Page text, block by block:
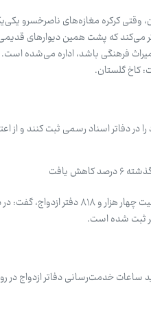
وقتی کرکره مغازه‌های ناصرخسرو
که پشت همین دیوارهای
فرهنگی باشد، اداره می‌شده
کاخ گلستان.
دفاتر اسناد رسمی ثبت کنند و از
یافت
سخنگوی سازمان ثبت اسناد و املاک کشور با
ساعات خدمت‌رسانی دفاتر ازدواج در